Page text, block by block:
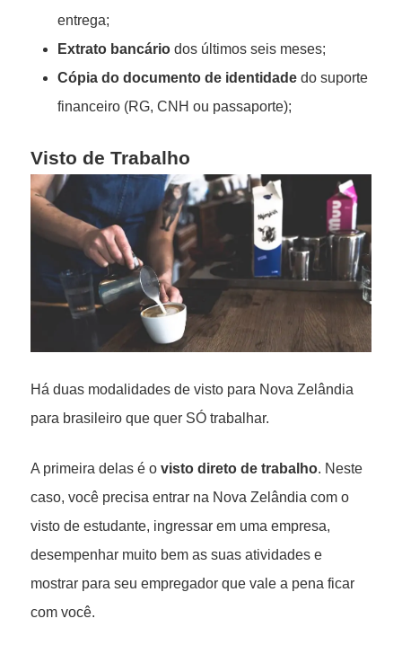
entrega;
Extrato bancáriodos últimos seis meses;
Cópia do documento de identidadedo suporte
financeiro (RG, CNH ou passaporte);
Visto de Trabalho
Há duas modalidades de visto para Nova Zelândia
para brasileiro que quer SÓ trabalhar.
A primeira delas é o visto direto de trabalho. Neste
caso, você precisa entrar na Nova Zelândia com o
visto de estudante, ingressar em uma empresa,
desempenhar muito bem as suas atividades e
mostrar para seu empregador que vale a pena ficar
com você.